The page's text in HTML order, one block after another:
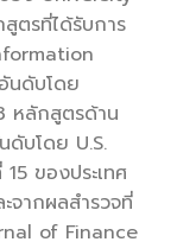
ตรที่ได้รับการ
นดับโดย
หลักสูตรด้าน
บโดย U.S.
ของประเทศ
จากผลสำรวจที่
of Finance